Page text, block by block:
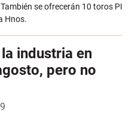
se ofrecerán 10 toros PI
Hnos.
industria en
pero no